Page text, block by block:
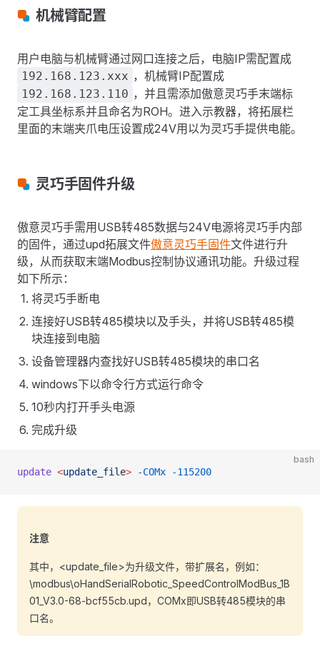
机械臂配置
用户电脑与机械臂通过网口连接之后，电脑IP需配置成
192.168.123.xxx ，机械臂IP配置成
192.168.123.110 ，并且需添加傲意灵巧手末端标
定工具坐标系并且命名为ROH。进入示教器，将拓展栏
里面的末端夹爪电压设置成24V用以为灵巧手提供电能。
灵巧手固件升级
傲意灵巧手需用USB转485数据与24V电源将灵巧手内部
的固件，通过upd拓展文件傲意灵巧手固件文件进行升
级，从而获取末端Modbus控制协议通讯功能。升级过程
如下所示：
将灵巧手断电
连接好USB转485模块以及手头，并将USB转485模
块连接到电脑
设备管理器内查找好USB转485模块的串口名
windows下以命令行方式运行命令
10秒内打开手头电源
完成升级
bash
update <update_file> -COMx -115200
注意
其中，<update_file>为升级文件，带扩展名，例如：
\modbus\oHandSerialRobotic_SpeedControlModBus_1B
01_V3.0-68-bcf55cb.upd，COMx即USB转485模块的串
口名。